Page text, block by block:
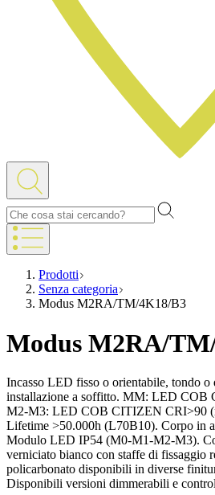
Prodotti
Senza categoria
Modus M2RA/TM/4K18/B3
Modus M2RA/
Incasso LED fisso o orientabile, tondo o
installazione a soffitto. MM: LED COB
M2-M3: LED COB CITIZEN CRI>90
Lifetime >50.000h (L70B10). Corpo in
Modulo LED IP54 (M0-M1-M2-M3).
verniciato bianco con staffe di fissaggio
policarbonato disponibili in diverse
Disponibili versioni dimmerabili e